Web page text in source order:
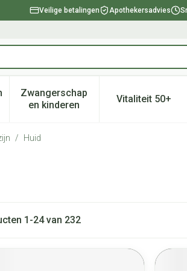
Veilige betalingen Apothekersadvies
verzorging en hygiëne categorie
voor Dieet, voeding en vitamines
Zwangerschap
en kinderenToon submenu voorVitaliteit 50+
Toon
/ Huid
1 -24van 232